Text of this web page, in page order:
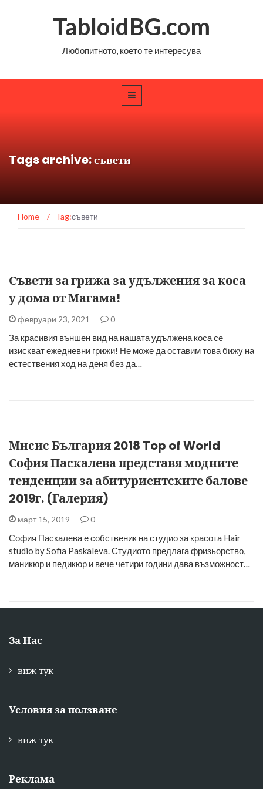
TabloidBG.com
Любопитното, което те интересува
Tags archive: съвети
Home / Tag:съвети
Съвети за грижа за удължения за коса
у дома от Магама!
февруари 23, 2021 0
За красивия външен вид на нашата удължена коса се
изискват ежедневни грижи! Не може да оставим това бижу на
естествения ход на деня без да…
Мисис България 2018 Top of World
София Паскалева представя модните
тенденции за абитуриентските балове
2019г. (Галерия)
март 15, 2019 0
София Паскалева е собственик на студио за красота Hair
studio by Sofia Paskaleva. Студиото предлага фризьорство,
маникюр и педикюр и вече четири години дава възможност…
За Нас
виж тук
Условия за ползване
виж тук
Реклама